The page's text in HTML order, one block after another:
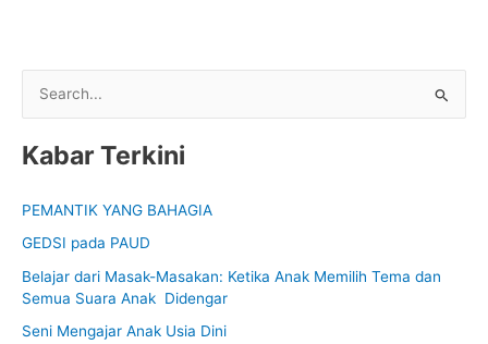
a
c
h
f
o
r
Kabar Terkini
PEMANTIK YANG BAHAGIA
GEDSI pada PAUD
Belajar dari Masak-Masakan: Ketika Anak Memilih Tema dan
Semua Suara Anak Didengar
Seni Mengajar Anak Usia Dini